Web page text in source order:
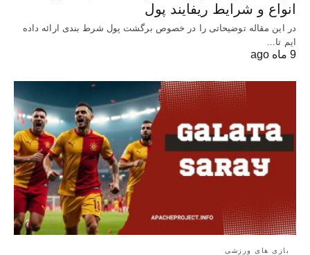
انواع و شرایط ریفایند پول
در این مقاله توضیحاتی را در خصوص برگشت پول شرط بندی ارائه داده
ایم تا…
9 ماه ago
بازی های ورزشی